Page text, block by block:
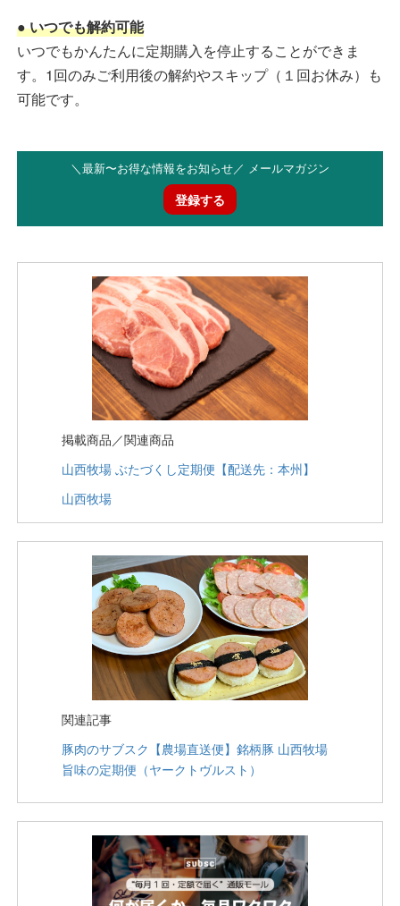
● いつでも解約可能
いつでもかんたんに定期購入を停止することができま
す。1回のみご利用後の解約やスキップ（１回お休み）も
可能です。
＼最新〜お得な情報をお知らせ／ メールマガジン
登録する
掲載商品／関連商品
山西牧場 ぶたづくし定期便【配送先：本州】
山西牧場
関連記事
豚肉のサブスク【農場直送便】銘柄豚 山西牧場
旨味の定期便（ヤークトヴルスト）